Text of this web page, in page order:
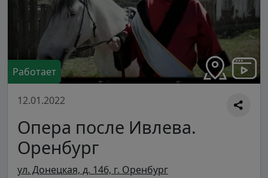
Работает
12.01.2022
Опера после Ивлева.
Оренбург
ул. Донецкая, д. 146, г. Оренбург